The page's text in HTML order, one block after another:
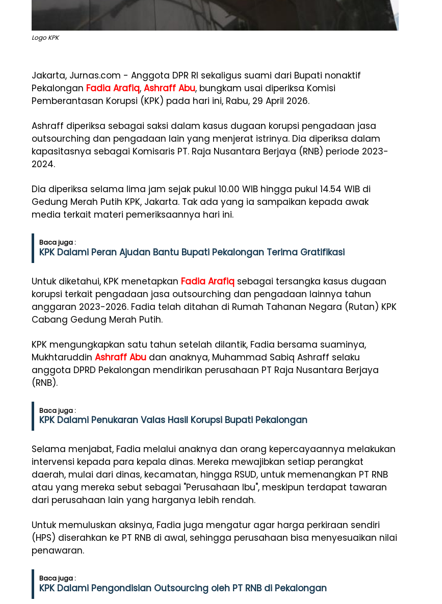
Logo KPK
Jakarta, Jurnas.com - Anggota DPR RI sekaligus suami dari Bupati nonaktif
Pekalongan Fadia Arafiq, Ashraff Abu, bungkam usai diperiksa Komisi
Pemberantasan Korupsi (KPK) pada hari ini, Rabu, 29 April 2026.
Ashraff diperiksa sebagai saksi dalam kasus dugaan korupsi pengadaan jasa
outsourching dan pengadaan lain yang menjerat istrinya. Dia diperiksa dalam
kapasitasnya sebagai Komisaris PT. Raja Nusantara Berjaya (RNB) periode 2023-
2024.
Dia diperiksa selama lima jam sejak pukul 10.00 WIB hingga pukul 14.54 WIB di
Gedung Merah Putih KPK, Jakarta. Tak ada yang ia sampaikan kepada awak
media terkait materi pemeriksaannya hari ini.
Baca juga :
KPK Dalami Peran Ajudan Bantu Bupati Pekalongan Terima Gratifikasi
Untuk diketahui, KPK menetapkan Fadia Arafiq sebagai tersangka kasus dugaan
korupsi terkait pengadaan jasa outsourching dan pengadaan lainnya tahun
anggaran 2023-2026. Fadia telah ditahan di Rumah Tahanan Negara (Rutan) KPK
Cabang Gedung Merah Putih.
KPK mengungkapkan satu tahun setelah dilantik, Fadia bersama suaminya,
Mukhtaruddin Ashraff Abu dan anaknya, Muhammad Sabiq Ashraff selaku
anggota DPRD Pekalongan mendirikan perusahaan PT Raja Nusantara Berjaya
(RNB).
Baca juga :
KPK Dalami Penukaran Valas Hasil Korupsi Bupati Pekalongan
Selama menjabat, Fadia melalui anaknya dan orang kepercayaannya melakukan
intervensi kepada para kepala dinas. Mereka mewajibkan setiap perangkat
daerah, mulai dari dinas, kecamatan, hingga RSUD, untuk memenangkan PT RNB
atau yang mereka sebut sebagai "Perusahaan Ibu", meskipun terdapat tawaran
dari perusahaan lain yang harganya lebih rendah.
Untuk memuluskan aksinya, Fadia juga mengatur agar harga perkiraan sendiri
(HPS) diserahkan ke PT RNB di awal, sehingga perusahaan bisa menyesuaikan nilai
penawaran.
Baca juga :
KPK Dalami Pengondisian Outsourcing oleh PT RNB di Pekalongan